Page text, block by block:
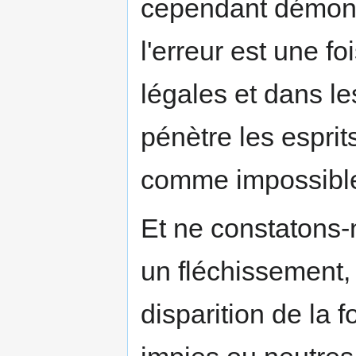
cependant
l'erreur est une
légales et dans
pénètre les
comme
Et ne
un
disparition de la